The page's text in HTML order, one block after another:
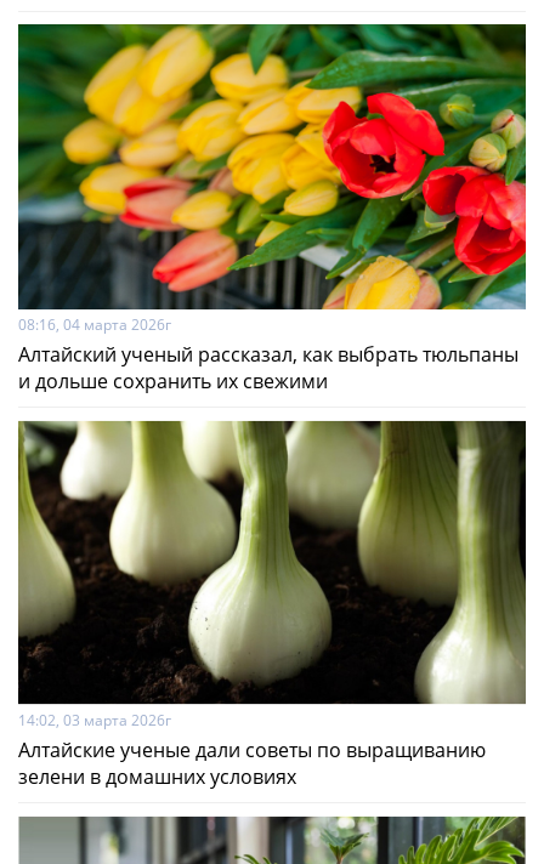
08:16, 04 марта 2026г
Алтайский ученый рассказал, как выбрать тюльпаны
и дольше сохранить их свежими
14:02, 03 марта 2026г
Алтайские ученые дали советы по выращиванию
зелени в домашних условиях